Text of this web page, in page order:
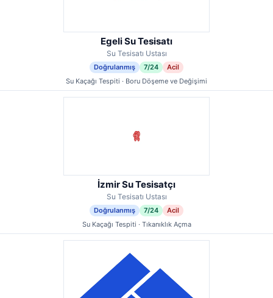
Egeli Su Tesisatı
Su Tesisatı Ustası
Doğrulanmış 7/24
Acil
Su Kaçağı Tespiti · Boru Döşeme ve Değişimi
İzmir Su Tesisatçı
Su Tesisatı Ustası
Doğrulanmış 7/24
Acil
Su Kaçağı Tespiti · Tıkanıklık Açma